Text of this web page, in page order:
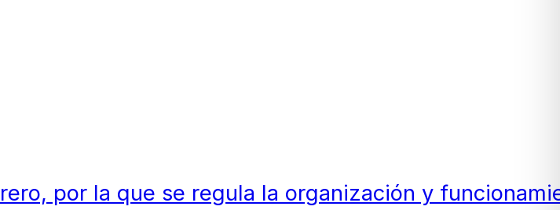
por la que se regula la organización y